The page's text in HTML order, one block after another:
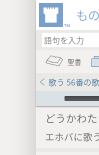
も
聖書
歌う 56番の歌
Audio Player
どうかわ
エホバに歌